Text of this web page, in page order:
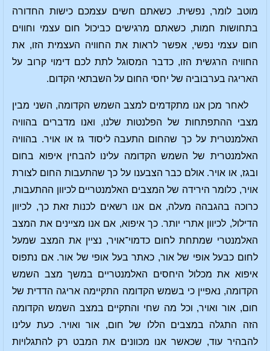
מוטב לומר, נפשית. כשאתם חשים עצמכם כישות החדורה
בתחושות חמות, כשאתם מרגישים כביכול חום עצמי וחווים
חום עצמי נפשי, אפשר לראות את החוויה העצמית הזו, את
החוויה הרגשית הזו, כדבר המסוגל לתת לכם דימוי קרוב על
האריגה בערבוביה של יחסי החום על השבתאי הקדום.
לאחר מכן אנו מתקדמים למצב השמש הקדומה, השני מבין
מצבי ההתפתחות של הפלנטות שלנו, ואנו מדברים בהוויה
האלמנטרית על כך שהחום התעבה ליסוד גז או אויר. בהוויה
האלמנטרית של השמש הקדומה עלינו להבחין איפוא בחום
ובגז, או אויר. אולם כבר הצבענו על כך שהתעבות החום לצורת
אויר, כלומר הירידה של המצבים האלמנטריים לכיוון ההתעבות,
כרוכה בהגבהה מעלה, אם אנו רשאים לכנות זאת כך, לכיוון
הדילול, לכיוון אתרי יותר. כך איפוא, אם אנו מציינים את המצב
האלמנטרי שמתחת לחום כדמוי־אויר, נציין את המצב שמעל
לחום כבעל אופי של אור, כאתר בעל אופי של אור. אם נתפוס
איפוא את מכלול היחסים האלמנטריים במשך מצב השמש
הקדומה, נאפיין כי בשמש הקדומה התקיימה אריגה הדדית של
חום, אור ואויר, וכל מה שחי והתקיים במצב השמש הקדומה
הזה התגלה במצבים הללו של חום, אור ואויר. כעת עלינו
להבהיר עוד, שכאשר אנו מכוונים את המבט רק להתגלויות